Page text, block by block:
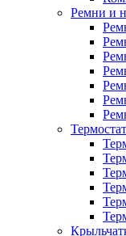
Ремни и